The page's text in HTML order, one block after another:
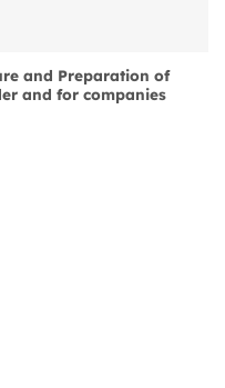
and Preparation of
and for companies